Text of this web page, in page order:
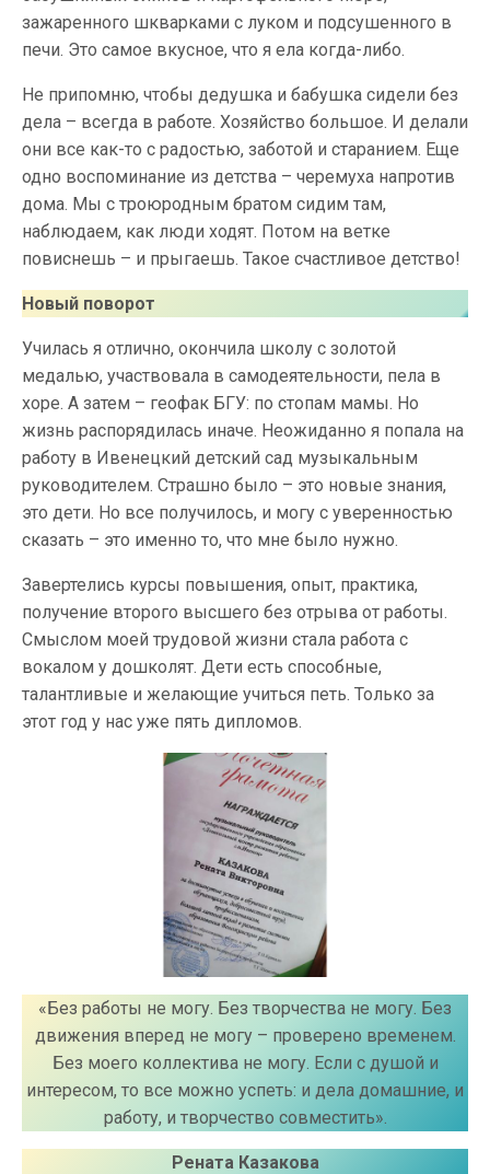
зажаренного шкварками с луком и подсушенного в
печи. Это самое вкусное, что я ела когда-либо.
Не припомню, чтобы дедушка и бабушка сидели без
дела – всегда в работе. Хозяйство большое. И делали
они все как-то с радостью, заботой и старанием. Еще
одно воспоминание из детства – черемуха напротив
дома. Мы с троюродным братом сидим там,
наблюдаем, как люди ходят. Потом на ветке
повиснешь – и прыгаешь. Такое счастливое детство!
Новый поворот
Училась я отлично, окончила школу с золотой
медалью, участвовала в самодеятельности, пела в
хоре. А затем – геофак БГУ: по стопам мамы. Но
жизнь распорядилась иначе. Неожиданно я попала на
работу в Ивенецкий детский сад музыкальным
руководителем. Страшно было – это новые знания,
это дети. Но все получилось, и могу с уверенностью
сказать – это именно то, что мне было нужно.
Завертелись курсы повышения, опыт, практика,
получение второго высшего без отрыва от работы.
Смыслом моей трудовой жизни стала работа с
вокалом у дошколят. Дети есть способные,
талантливые и желающие учиться петь. Только за
этот год у нас уже пять дипломов.
«Без работы не могу. Без творчества не могу. Без
движения вперед не могу – проверено временем.
Без моего коллектива не могу. Если с душой и
интересом, то все можно успеть: и дела домашние, и
работу, и творчество совместить».
Рената Казакова